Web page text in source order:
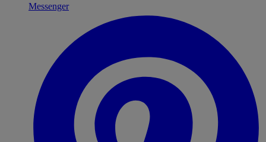
Messenger